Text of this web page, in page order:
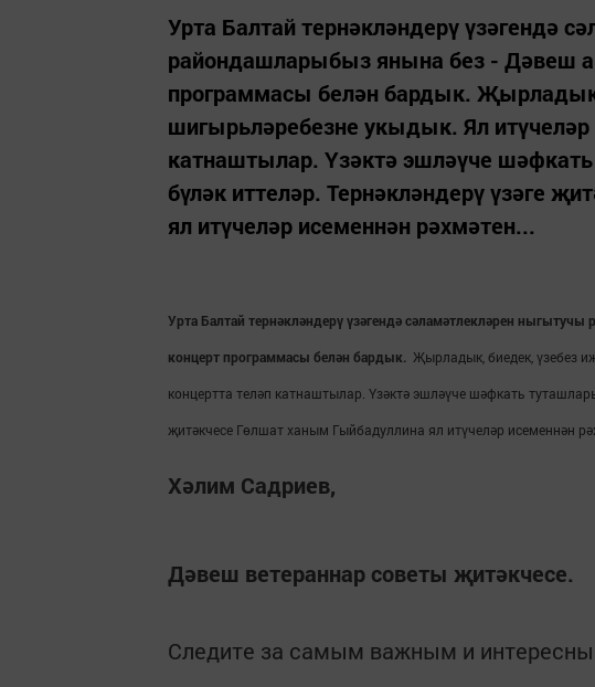
Урта Балтай тернәкләндерү үзәгендә
райондашларыбыз янына без - Дәвеш
программасы белән бардык.
шигырьләребезне укыдык. Ял итүчеләр
катнаштылар. Үзәктә эшләүче
бүләк иттеләр. Тернәкләндерү үзәге
ял итүчеләр исеменнән рәхмәтен...
Урта Балтай тернәкләндерү үзәгендә сәламәтлекләрен
концерт программасы белән бардык. Җырладык, биедек, үзебез
концертта теләп катнаштылар. Үзәктә эшләүче шәфкать
җитәкчесе Гөлшат ханым Гыйбадуллина ял итүчеләр исеменнән
Хәлим Садриев,
Дәвеш ветераннар советы җитәкчесе.
Следите за самым важным и